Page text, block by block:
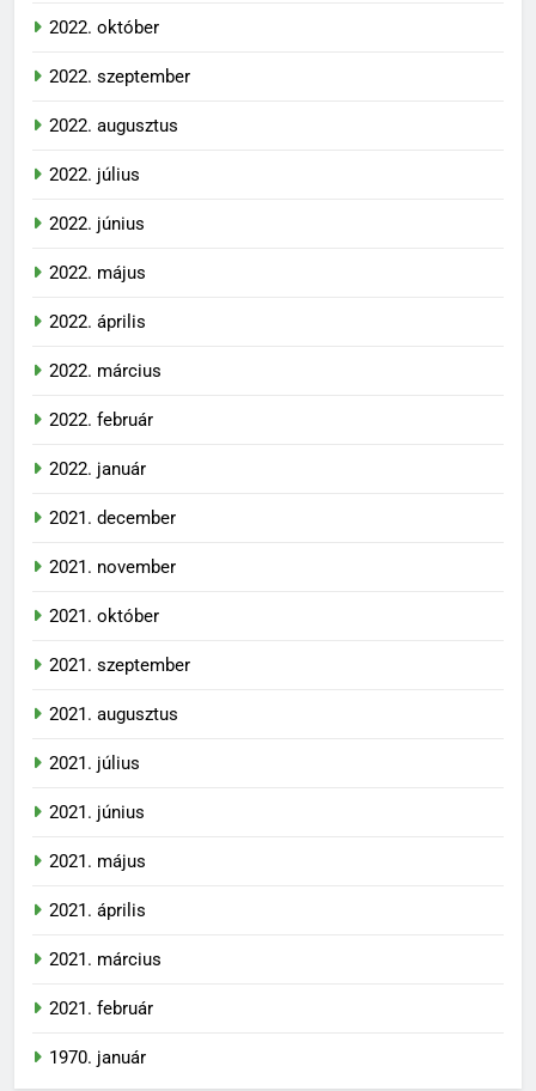
2022. október
2022. szeptember
2022. augusztus
2022. július
2022. június
2022. május
2022. április
2022. március
2022. február
2022. január
2021. december
2021. november
2021. október
2021. szeptember
2021. augusztus
2021. július
2021. június
2021. május
2021. április
2021. március
2021. február
1970. január